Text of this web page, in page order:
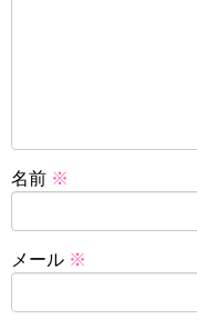
名前 ※
メール ※